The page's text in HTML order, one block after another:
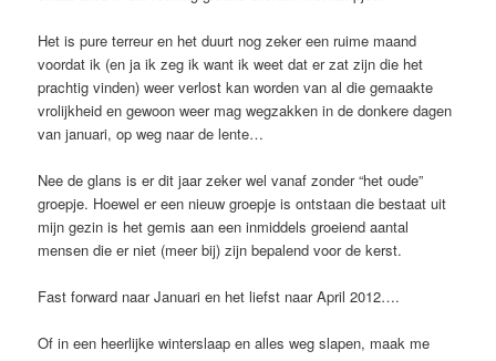
Het is pure terreur en het duurt nog zeker een ruime maand
voordat ik (en ja ik zeg ik want ik weet dat er zat zijn die het
prachtig vinden) weer verlost kan worden van al die gemaakte
vrolijkheid en gewoon weer mag wegzakken in de donkere dagen
van januari, op weg naar de lente…
Nee de glans is er dit jaar zeker wel vanaf zonder “het oude”
groepje. Hoewel er een nieuw groepje is ontstaan die bestaat uit
mijn gezin is het gemis aan een inmiddels groeiend aantal
mensen die er niet (meer bij) zijn bepalend voor de kerst.
Fast forward naar Januari en het liefst naar April 2012….
Of in een heerlijke winterslaap en alles weg slapen, maak me